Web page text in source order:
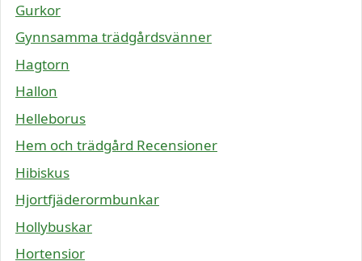
Gurkor
Gynnsamma trädgårdsvänner
Hagtorn
Hallon
Helleborus
Hem och trädgård Recensioner
Hibiskus
Hjortfjäderormbunkar
Hollybuskar
Hortensior